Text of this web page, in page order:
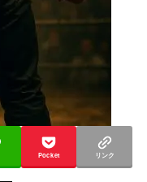
Pocket リンク